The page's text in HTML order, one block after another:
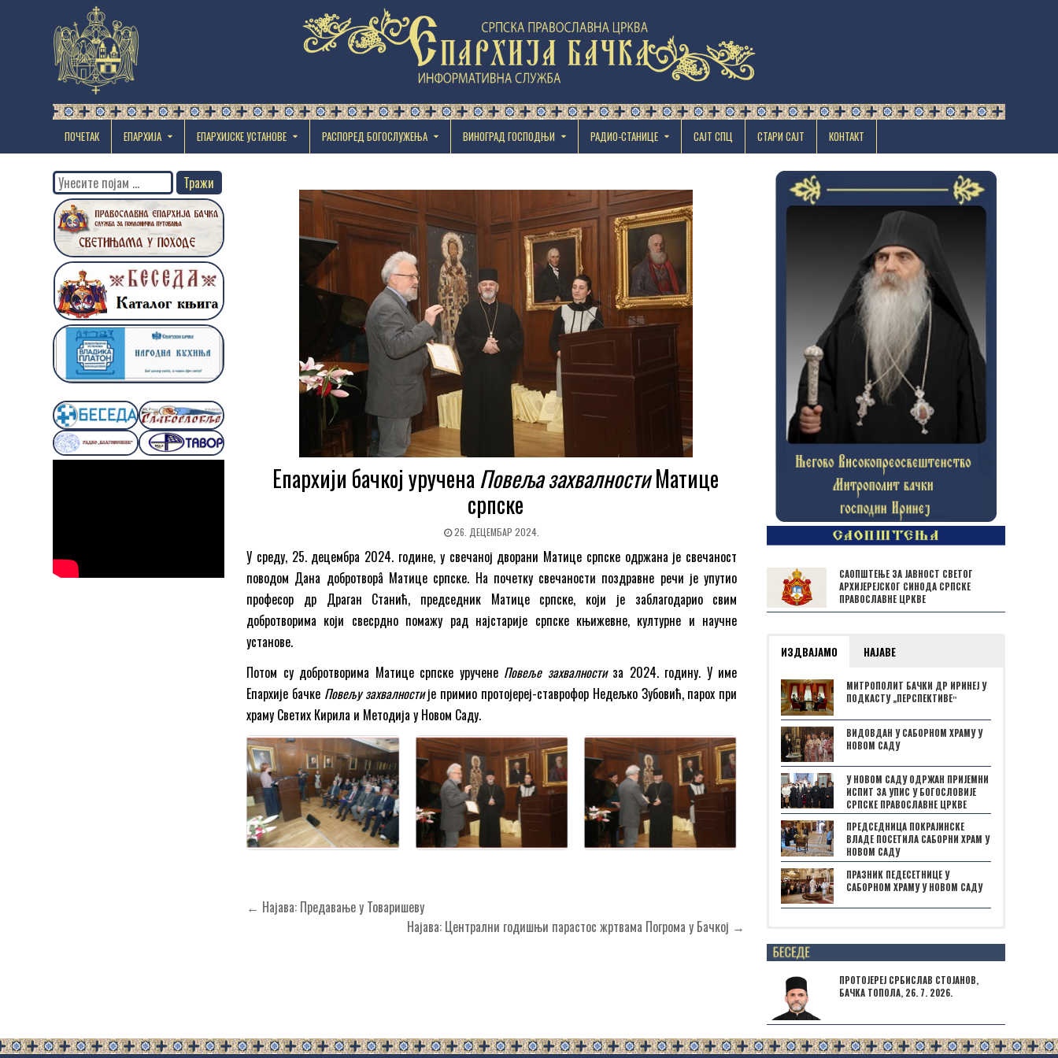
ПОЧЕТАК ЕПАРХИЈА EПАРХИЈСКЕ УСТАНОВЕ РАСПОРЕД БОГОСЛУЖЕЊА ВИНОГРАД ГОСПОДЊИ РАДИО-СТАНИЦЕ САЈТ СПЦ СТАРИ САЈТ КОНТАКТ
Епархији бачкој уручена Повеља захвалностиМатице
српске
26. ДЕЦЕМБАР 2024.
У среду, 25. децембра 2024. године, у свечаној дворани Матице српске одржана је свечаност
поводом Дана добротворâ Матице српске. На почетку свечаности поздравне речи је упутио
професор др Драган Станић, председник Матице српске, који је заблагодарио свим
добротворима који свесрдно помажу рад најстарије српске књижевне, културне и научне
установе.
Потом су добротворима Матице српске уручене Повеље захвалностиза 2024. годину. У име
Епархије бачке Повељу захвалностије примио протојереј-ставрофор Недељко Зубовић, парох при
храму Светих Кирила и Методија у Новом Саду.
Кретање
← Најава: Предавање у Товаришеву
Најава: Централни годишњи парастос жртвама Погрома у Бачкој →
Search
for:
САОПШТЕЊЕ ЗА ЈАВНОСТ СВЕТОГ
АРХИЈЕРЕЈСКОГ СИНОДА СРПСКЕ
ПРАВОСЛАВНЕ ЦРКВЕ
ИЗДВАЈАМО НАЈАВЕ
МИТРОПОЛИТ БАЧКИ ДР ИРИНЕЈ У
ПОДКАСТУ „ПЕРСПЕКТИВЕˮ
ВИДОВДАН У САБОРНОМ ХРАМУ У
НОВОМ САДУ
У НОВОМ САДУ ОДРЖАН ПРИЈЕМНИ
ИСПИТ ЗА УПИС У БОГОСЛОВИЈЕ
СРПСКЕ ПРАВОСЛАВНЕ ЦРКВЕ
ПРЕДСЕДНИЦА ПОКРАЈИНСКЕ
ВЛАДЕ ПОСЕТИЛА САБОРНИ ХРАМ У
НОВОМ САДУ
ПРАЗНИК ПЕДЕСЕТНИЦЕ У
САБОРНОМ ХРАМУ У НОВОМ САДУ
Posts not found
ПРОТОЈЕРЕЈ СРБИСЛАВ СТОЈАНОВ,
БАЧКА ТОПОЛА, 26. 7. 2026.